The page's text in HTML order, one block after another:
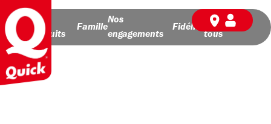
Nos
produits
Famille
Nos
engagements
Fidélité
BD pour
tous